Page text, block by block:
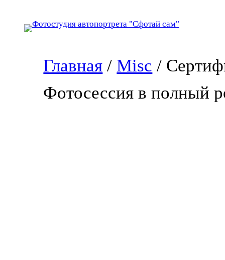
Главная / Misc /
Фотосессия в полный